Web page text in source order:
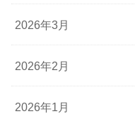
2026年3月
2026年2月
2026年1月